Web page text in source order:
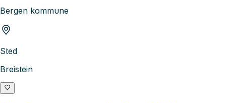
Bergen kommune
Sted
Breistein